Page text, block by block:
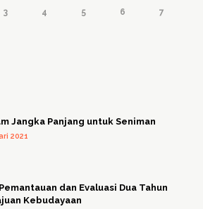
3 4 5 6 7
Jangka Panjang untuk Seniman
2021
dan Evaluasi Dua Tahun
Kebudayaan